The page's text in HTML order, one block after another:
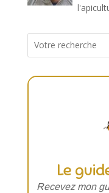
Le
Recevez mon